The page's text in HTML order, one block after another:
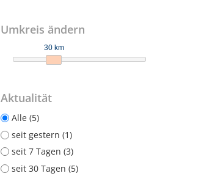
Umkreis ändern
30 km
Aktualität
Alle (5)
seit gestern (1)
seit 7 Tagen (3)
seit 30 Tagen (5)